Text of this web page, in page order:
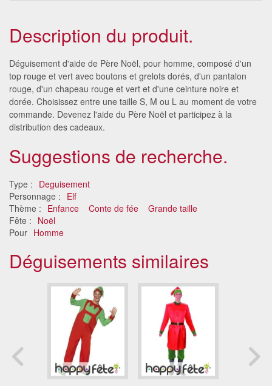
Description du produit.
Déguisement d'aide de Père Noël, pour homme, composé d'un
top rouge et vert avec boutons et grelots dorés, d'un pantalon
rouge, d'un chapeau rouge et vert et d'une ceinture noire et
dorée. Choisissez entre une taille S, M ou L au moment de votre
commande. Devenez l'aide du Père Noël et participez à la
distribution des cadeaux.
Suggestions de recherche.
Type : Deguisement
Personnage : Elf
Thème : Enfance Conte de fée
Grande taille
Fête : Noël
Pour Homme
Déguisements similaires